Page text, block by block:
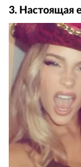
3. Настоящая